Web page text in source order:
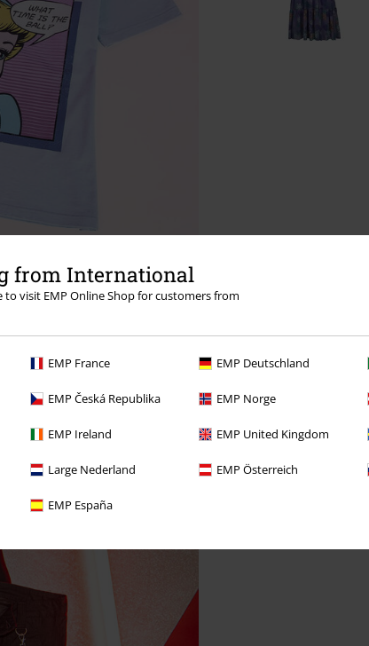
from International
to visit EMP Online Shop for customers from
EMP France EMP Deutschland
EMP Česká Republika EMP Norge
EMP Ireland EMP United Kingdom
Large Nederland EMP Österreich
EMP España